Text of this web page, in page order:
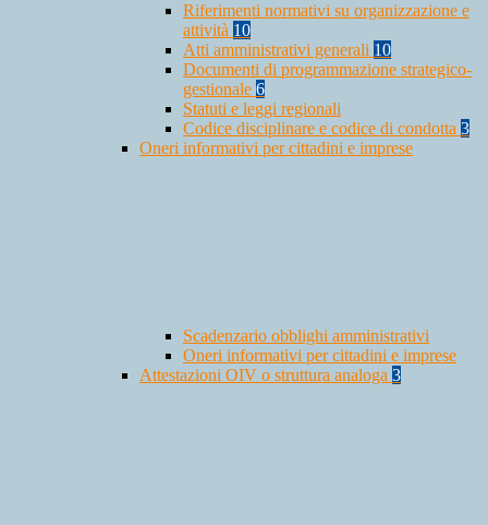
Riferimenti normativi su organizzazione e
attività 10
Atti amministrativi generali 10
Documenti di programmazione strategico-
gestionale 6
Statuti e leggi regionali
Codice disciplinare e codice di condotta 3
Oneri informativi per cittadini e imprese
Scadenzario obblighi amministrativi
Oneri informativi per cittadini e imprese
Attestazioni OIV o struttura analoga 3